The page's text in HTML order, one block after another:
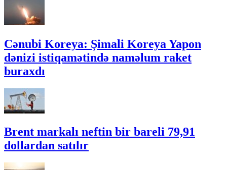
Cənubi Koreya: Şimali Koreya Yapon
dənizi istiqamətində naməlum raket
buraxdı
Brent markalı neftin bir bareli 79,91
dollardan satılır